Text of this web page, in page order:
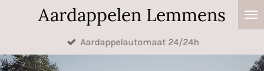
de
Aardappelen Lemmens
Aardappelautomaat 24/24h